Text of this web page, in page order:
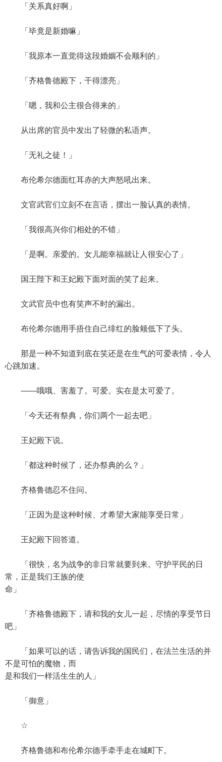
「关系真好啊」
「毕竟是新婚嘛」
「我原本一直觉得这段婚姻不会顺利的」
「齐格鲁德殿下，干得漂亮」
「嗯，我和公主很合得来的」
从出席的官员中发出了轻微的私语声。
「无礼之徒！」
布伦希尔德面红耳赤的大声怒吼出来。
文官武官们立刻不在言语，摆出一脸认真的表情。
「我很高兴你们相处的不错」
「是啊。亲爱的。女儿能幸福就让人很安心了」
国王陛下和王妃殿下面对面的笑了起来。
文武官员中也有笑声不时的漏出。
布伦希尔德用手捂住自己绯红的脸颊低下了头。
那是一种不知道到底在笑还是在生气的可爱表情，令人
心跳加速。
——哦哦、害羞了。可爱。实在是太可爱了。
「今天还有祭典，你们两个一起去吧」
王妃殿下说。
「都这种时候了，还办祭典的么？」
齐格鲁德忍不住问。
「正因为是这种时候、才希望大家能享受日常」
王妃殿下回答道。
「很快，名为战争的非日常就要到来。守护平民的日
常，正是我们王族的使
命」
「齐格鲁德殿下，请和我的女儿一起，尽情的享受节日
吧」
「如果可以的话，请告诉我的国民们，在法兰生活的并
不是可怕的魔物，而
是和我们一样活生生的人」
「御意」
☆
齐格鲁德和布伦希尔德手牵手走在城町下。